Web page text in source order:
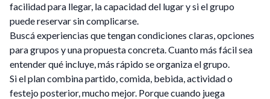
facilidad para llegar, la capacidad del lugar y si el grupo
puede reservar sin complicarse.
Buscá experiencias que tengan condiciones claras, opciones
para grupos y una propuesta concreta. Cuanto más fácil sea
entender qué incluye, más rápido se organiza el grupo.
Si el plan combina partido, comida, bebida, actividad o
festejo posterior, mucho mejor. Porque cuando juega